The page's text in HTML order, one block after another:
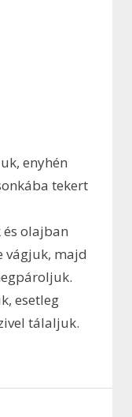
enyhén
tekert
olajban
vágjuk, majd
esetleg
tálaljuk.